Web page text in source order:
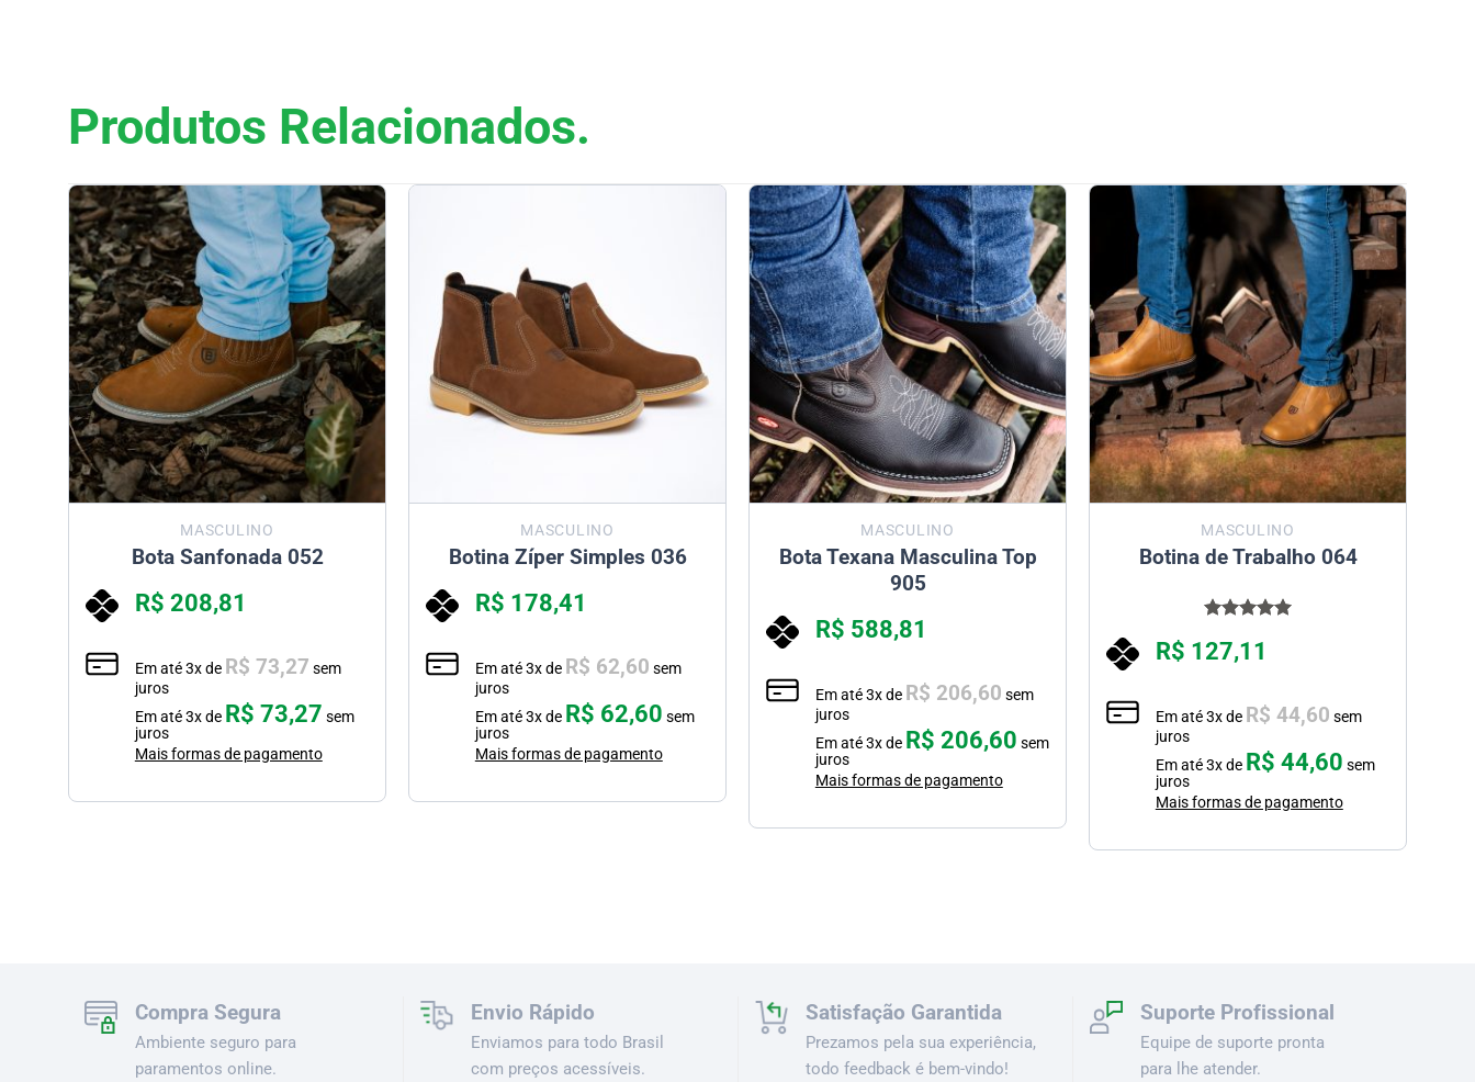
Produtos Relacionados.
MASCULINO
Bota Sanfonada 052
R$ 208,81
Em até3x de R$ 73,27 sem
juros
Em até3x de R$ 73,27 sem
juros
Mais formas de pagamento
MASCULINO
Botina Zíper Simples 036
R$ 178,41
Em até3x de R$ 62,60 sem
juros
Em até3x de R$ 62,60 sem
juros
Mais formas de pagamento
MASCULINO
Bota Texana Masculina Top
905
R$ 588,81
Em até3x de R$ 206,60 sem
juros
Em até3x de R$ 206,60 sem
juros
Mais formas de pagamento
MASCULINO
Botina de Trabalho 064
5.00 de 5
R$ 127,11
Em até3x de R$ 44,60 sem
juros
Em até3x de R$ 44,60 sem
juros
Mais formas de pagamento
Compra Segura
Ambiente seguro para
paramentos online.
Envio Rápido
Enviamos para todo Brasil
com preços acessíveis.
Satisfação Garantida
Prezamos pela sua experiência,
todo feedback é bem-vindo!
Suporte Profissional
Equipe de suporte pronta
para lhe atender.